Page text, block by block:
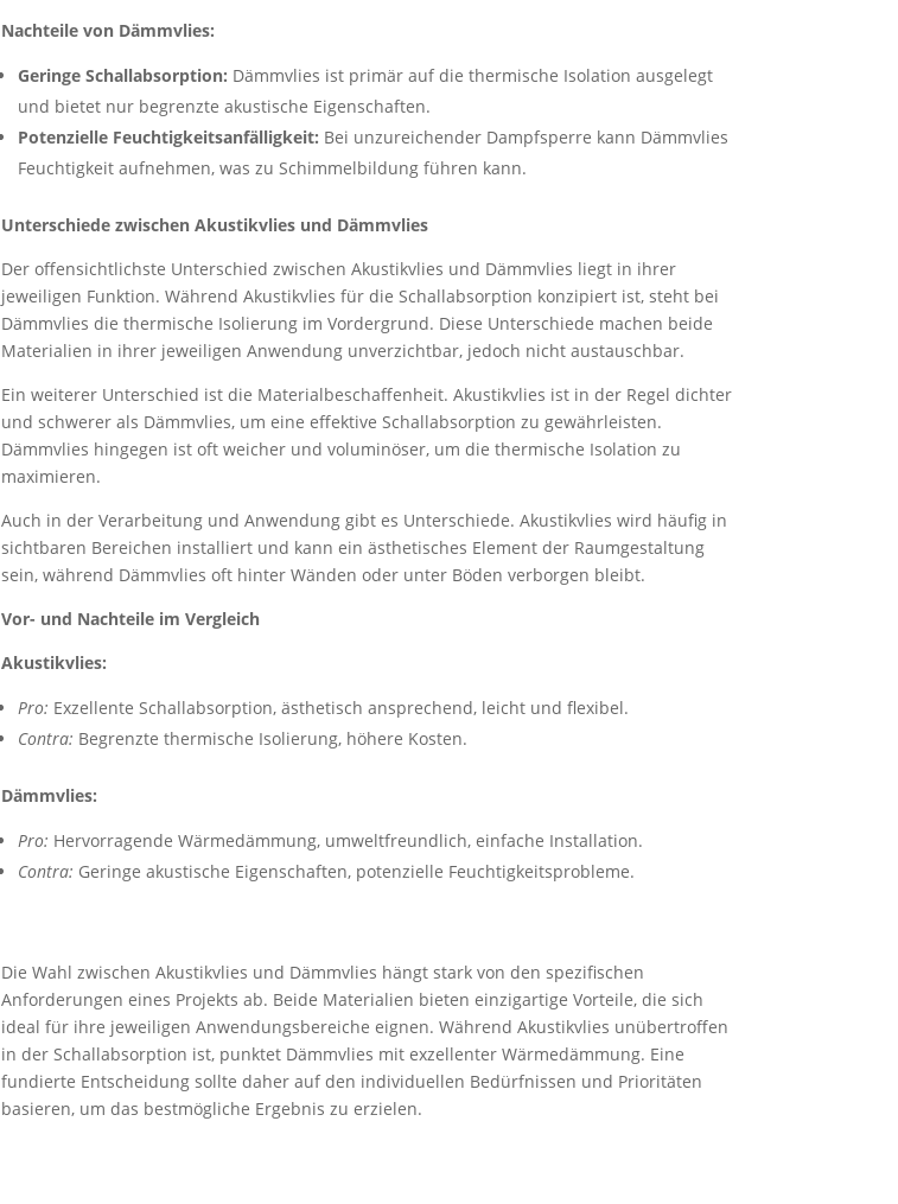
Nachteile von Dämmvlies:
Geringe Schallabsorption: Dämmvlies ist primär auf die thermische Isolation ausgelegt
und bietet nur begrenzte akustische Eigenschaften.
Potenzielle Feuchtigkeitsanfälligkeit: Bei unzureichender Dampfsperre kann Dämmvlies
Feuchtigkeit aufnehmen, was zu Schimmelbildung führen kann.
Unterschiede zwischen Akustikvlies und Dämmvlies
Der offensichtlichste Unterschied zwischen Akustikvlies und Dämmvlies liegt in ihrer
jeweiligen Funktion. Während Akustikvlies für die Schallabsorption konzipiert ist, steht bei
Dämmvlies die thermische Isolierung im Vordergrund. Diese Unterschiede machen beide
Materialien in ihrer jeweiligen Anwendung unverzichtbar, jedoch nicht austauschbar.
Ein weiterer Unterschied ist die Materialbeschaffenheit. Akustikvlies ist in der Regel dichter
und schwerer als Dämmvlies, um eine effektive Schallabsorption zu gewährleisten.
Dämmvlies hingegen ist oft weicher und voluminöser, um die thermische Isolation zu
maximieren.
Auch in der Verarbeitung und Anwendung gibt es Unterschiede. Akustikvlies wird häufig in
sichtbaren Bereichen installiert und kann ein ästhetisches Element der Raumgestaltung
sein, während Dämmvlies oft hinter Wänden oder unter Böden verborgen bleibt.
Vor- und Nachteile im Vergleich
Akustikvlies:
Pro: Exzellente Schallabsorption, ästhetisch ansprechend, leicht und flexibel.
Contra: Begrenzte thermische Isolierung, höhere Kosten.
Dämmvlies:
Pro: Hervorragende Wärmedämmung, umweltfreundlich, einfache Installation.
Contra: Geringe akustische Eigenschaften, potenzielle Feuchtigkeitsprobleme.
Die Wahl zwischen Akustikvlies und Dämmvlies hängt stark von den spezifischen
Anforderungen eines Projekts ab. Beide Materialien bieten einzigartige Vorteile, die sich
ideal für ihre jeweiligen Anwendungsbereiche eignen. Während Akustikvlies unübertroffen
in der Schallabsorption ist, punktet Dämmvlies mit exzellenter Wärmedämmung. Eine
fundierte Entscheidung sollte daher auf den individuellen Bedürfnissen und Prioritäten
basieren, um das bestmögliche Ergebnis zu erzielen.